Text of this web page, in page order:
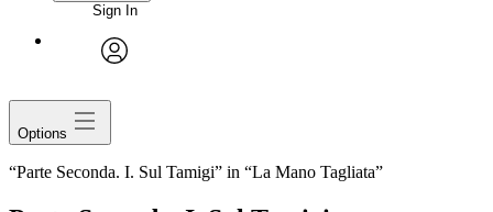
Sign In
Options
“Parte Seconda. I. Sul Tamigi” in “La Mano Tagliata”